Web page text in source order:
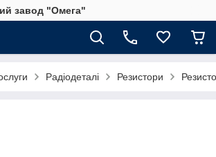
завод "Омега"
Радіодеталі Резистори